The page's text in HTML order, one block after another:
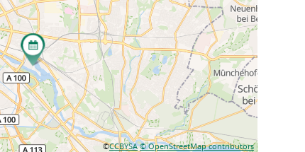
©CCBYSA © OpenStreetMap contributors